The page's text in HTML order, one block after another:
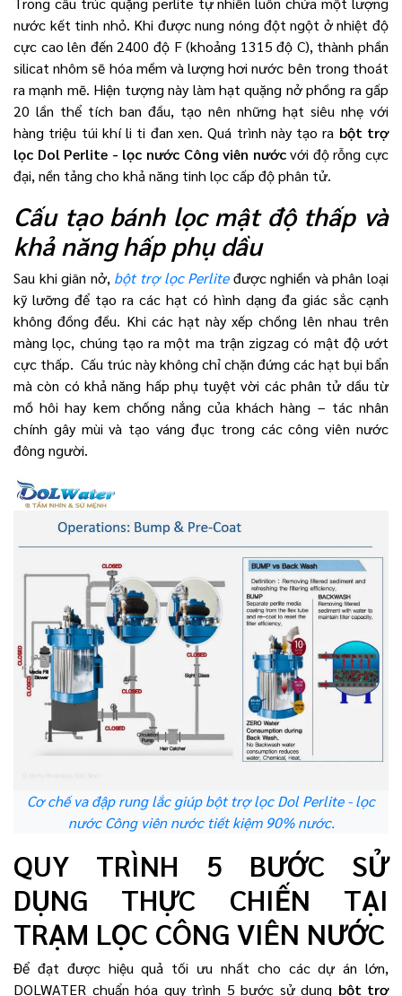
nước kết tinh nhỏ. Khi được nung nóng đột ngột ở nhiệt độ
cực cao lên đến 2400 độ F (khoảng 1315 độ C), thành phần
silicat nhôm sẽ hóa mềm và lượng hơi nước bên trong thoát
ra mạnh mẽ. Hiện tượng này làm hạt quặng nở phồng ra gấp
20 lần thể tích ban đầu, tạo nên những hạt siêu nhẹ với
hàng triệu túi khí li ti đan xen. Quá trình này tạo ra bột trợ
lọc Dol Perlite - lọc nước Công viên nướcvới độ rỗng cực
đại, nền tảng cho khả năng tinh lọc cấp độ phân tử.
Cấu tạo bánh lọc mật độ thấp và
khả năng hấp phụ dầu
Sau khi giãn nở, bột trợ lọc Perliteđược nghiền và phân loại
kỹ lưỡng để tạo ra các hạt có hình dạng đa giác sắc cạnh
không đồng đều. Khi các hạt này xếp chồng lên nhau trên
màng lọc, chúng tạo ra một ma trận zigzag có mật độ ướt
cực thấp. Cấu trúc này không chỉ chặn đứng các hạt bụi bẩn
mà còn có khả năng hấp phụ tuyệt vời các phân tử dầu từ
mồ hôi hay kem chống nắng của khách hàng – tác nhân
chính gây mùi và tạo váng đục trong các công viên nước
đông người.
Cơ chế va đập rung lắc giúp bột trợ lọc Dol Perlite - lọc
nước Công viên nước tiết kiệm 90% nước.
QUY TRÌNH 5 BƯỚC SỬ
DỤNG THỰC CHIẾN TẠI
TRẠM LỌC CÔNG VIÊN NƯỚC
Để đạt được hiệu quả tối ưu nhất cho các dự án lớn,
DOLWATER chuẩn hóa quy trình 5 bước sử dụng bột trợ